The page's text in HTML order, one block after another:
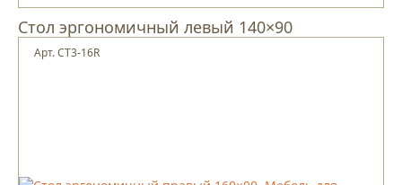
Стол эргономичный левый 140×90
Арт. CT3-16R